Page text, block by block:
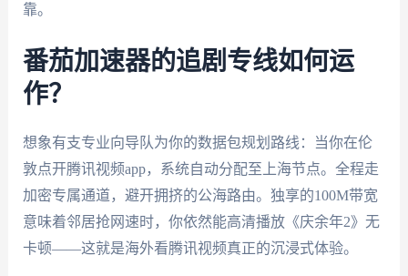
靠。
番茄加速器的追剧专线如何运
作？
想象有支专业向导队为你的数据包规划路线：当你在伦
敦点开腾讯视频app，系统自动分配至上海节点。全程走
加密专属通道，避开拥挤的公海路由。独享的100M带宽
意味着邻居抢网速时，你依然能高清播放《庆余年2》无
卡顿——这就是海外看腾讯视频真正的沉浸式体验。